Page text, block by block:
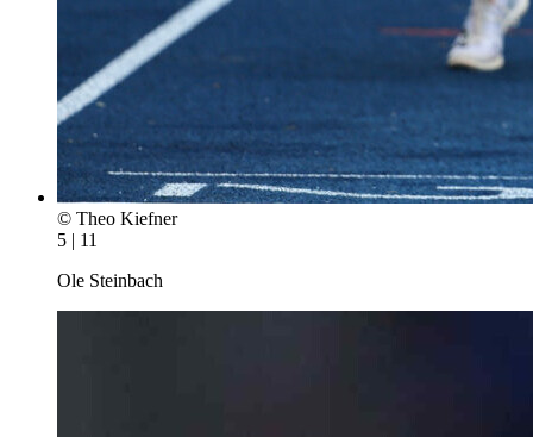
© Theo Kiefner
5 | 11
Ole Steinbach